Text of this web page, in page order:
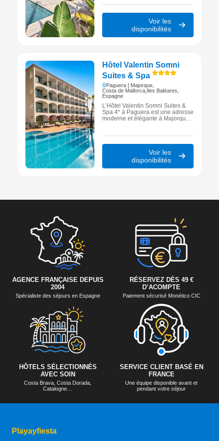
bien-être et une ambiance
conviviale pour des vacances
simples et efficaces.Voir les
disponibilités
Hôtel Valentin Somni
Suites & Spa
Paguera | Majorque,
Costa de Mallorca, Iles Baléares,
Espagne
L’Hôtel Valentin Somni Suites &
Spa 4* à Paguera est une adresse
moderne et élégante à Majorque,
un séjour relaxant à deux ou en
famille, à quelques minutes de la
Voir les
disponibilités
AGENCE FRANÇAISE DEPUIS
2004
Spécialiste des séjours en Espagne
RÉSERVEZ DÈS 49 €
D’ACOMPTE
Paiement sécurisé Monético CIC
HÔTELS SÉLECTIONNÉS
AVEC SOIN
Costa Brava, Costa Dorada,
Catalogne…
SERVICE CLIENT BASÉ EN
FRANCE
Une équipe disponible avant et
pendant votre séjour
Playayfiesta